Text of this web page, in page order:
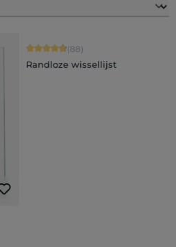
van 5 sterren
Gemiddelde waardering van 4.84
(88)
Randloze wissellijst